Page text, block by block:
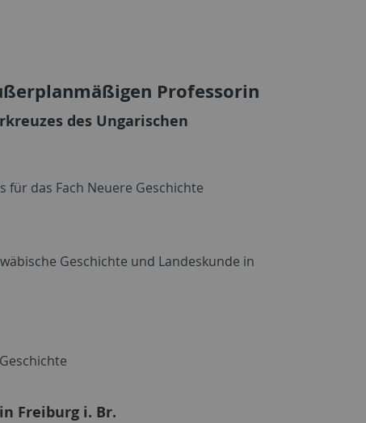
Professorin
des Ungarischen
für das Fach Neuere Geschichte
Geschichte und Landeskunde in
Freiburg i. Br.